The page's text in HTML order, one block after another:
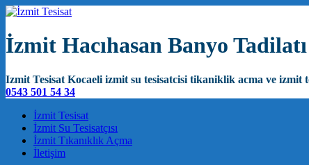
İzmit Hacıhasan Banyo Tadilatı
Izmit Tesisat Kocaeli izmit su tesisatcisi tikaniklik acma ve izmit
0543 501 54 34
Main Navigation
İzmit Tesisat
İzmit Su Tesisatçısı
İzmit Tıkanıklık Açma
İletişim